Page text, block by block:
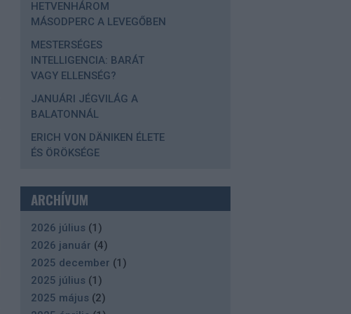
HETVENHÁROM
MÁSODPERC A LEVEGŐBEN
MESTERSÉGES
INTELLIGENCIA: BARÁT
VAGY ELLENSÉG?
JANUÁRI JÉGVILÁG A
BALATONNÁL
ERICH VON DÄNIKEN ÉLETE
ÉS ÖRÖKSÉGE
ARCHÍVUM
2026 július (1 )
2026 január (4)
2025 december (1 )
2025 július (1 )
2025 május (2)